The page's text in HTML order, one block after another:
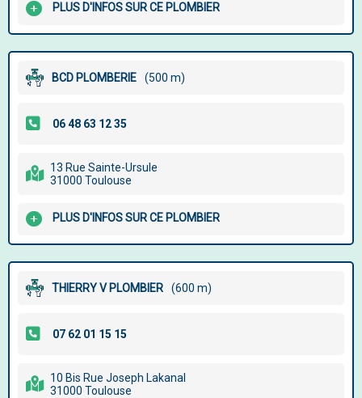
PLUS D'INFOS SUR CE PLOMBIER
BCD PLOMBERIE (500 m)
13 Rue Sainte-Ursule
31000 Toulouse
PLUS D'INFOS SUR CE PLOMBIER
THIERRY V PLOMBIER (600 m)
10 Bis Rue Joseph Lakanal
31000 Toulouse